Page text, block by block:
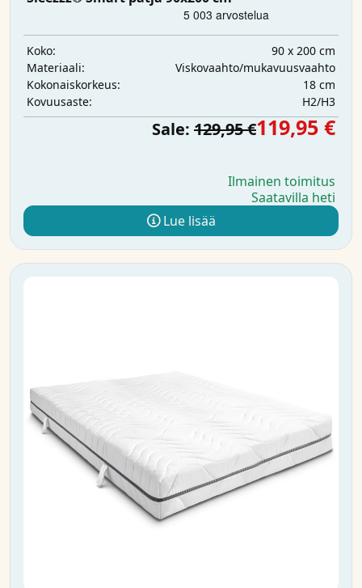
Koko:
90 x 200 cm
Materiaali:
Viskovaahto/mukavuusvaahto
Kokonaiskorkeus:
18 cm
Kovuusaste:
H2/H3
Sale: 129,95 €119,95 €
Ilmainen toimitus
Saatavilla heti
Lue lisää